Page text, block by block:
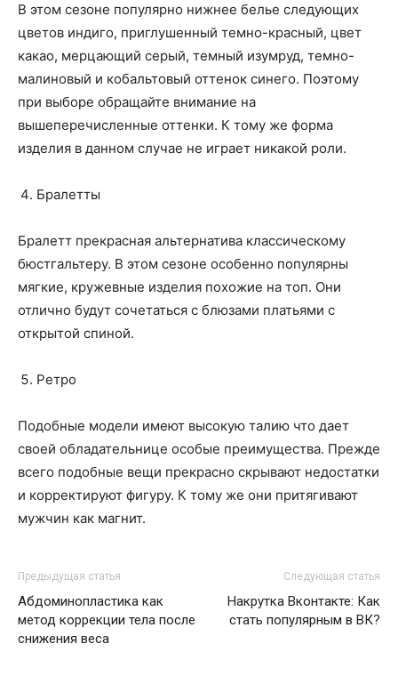
В этом сезоне популярно нижнее белье следующих
цветов индиго, приглушенный темно-красный, цвет
какао, мерцающий серый, темный изумруд, темно-
малиновый и кобальтовый оттенок синего. Поэтому
при выборе обращайте внимание на
вышеперечисленные оттенки. К тому же форма
изделия в данном случае не играет никакой роли.
Бралетты
Бралетт прекрасная альтернатива классическому
бюстгальтеру. В этом сезоне особенно популярны
мягкие, кружевные изделия похожие на топ. Они
отлично будут сочетаться с блюзами платьями с
открытой спиной.
Ретро
Подобные модели имеют высокую талию что дает
своей обладательнице особые преимущества. Прежде
всего подобные вещи прекрасно скрывают недостатки
и корректируют фигуру. К тому же они притягивают
мужчин как магнит.
Предыдущая статья
Абдоминопластика как
метод коррекции тела после
снижения веса
Следующая статья
Накрутка Вконтакте: Как
стать популярным в ВК?